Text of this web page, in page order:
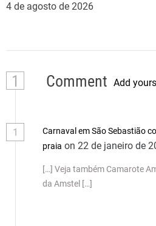
4 de agosto de 2026
1 Comment Add yours
1
Carnaval em São Sebastião
praia on 22 de janeiro de
[…] Veja também Camarote
da Amstel […]